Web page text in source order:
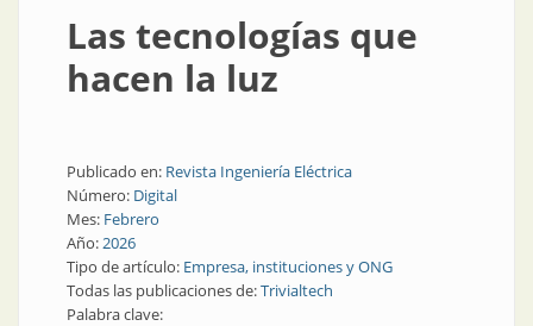
Las tecnologías que
hacen la luz
Publicado en: Revista Ingeniería Eléctrica
Número: Digital
Mes: Febrero
Año:2026
Tipo de artículo: Empresa, instituciones y ONG
Todas las publicaciones de:Trivialtech
Palabra clave: